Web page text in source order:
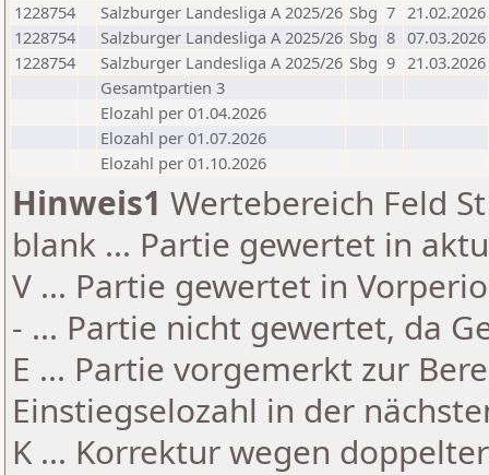
1228754
Salzburger Landesliga A 2025/26 Sbg 7 21.02.2026
1228754
Salzburger Landesliga A 2025/26 Sbg 8 07.03.2026
1228754
Salzburger Landesliga A 2025/26 Sbg 9 21.03.2026
Gesamtpartien 3
Elozahl per 01.04.2026
Elozahl per 01.07.2026
Elozahl per 01.10.2026
Hinweis1 Wertebereich Feld
blank ... Partie gewertet in
V ... Partie gewertet in
- ... Partie nicht gewertet, da
E ... Partie vorgemerkt zur
Einstiegselozahl in der
K ... Korrektur wegen